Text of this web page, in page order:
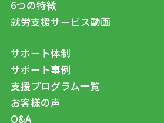
6つの特徴
就労支援サービス動画
サポート体制
サポート事例
支援プログラム一覧
お客様の声
Q&A